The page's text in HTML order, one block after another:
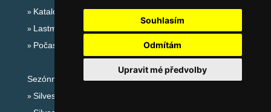
Souhlasím
Odmítám
Upravit mé předvolby
Katalog ubytování Šumava
Lastminute Šumava
Počasí na horách
Sezónní odkazy:
Silvester Šumava